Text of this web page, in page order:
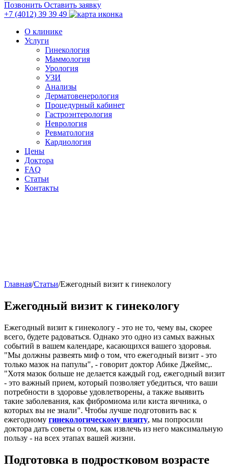
Позвонить Оставить заявку
+7 (4012) 39 39 49
О клинике
Услуги
Гинекология
Маммология
Урология
УЗИ
Анализы
Дерматовенерология
Процедурный кабинет
Гастроэнтерология
Неврология
Ревматология
Кардиология
Цены
Доктора
FAQ
Статьи
Контакты
Главная/Статьи/Ежегодный визит к гинекологу
Ежегодный визит к гинекологу
Ежегодный визит к гинекологу - это не то, чему вы, скорее
всего, будете радоваться. Однако это одно из самых важных
событий в вашем календаре, касающихся вашего здоровья.
"Мы должны развеять миф о том, что ежегодный визит - это
только мазок на папулы", - говорит доктор Абике Джеймс,.
"Хотя мазок больше не делается каждый год, ежегодный визит
- это важный прием, который позволяет убедиться, что ваши
потребности в здоровье удовлетворены, а также выявить
такие заболевания, как фибромиома или киста яичника, о
которых вы не знали". Чтобы лучше подготовить вас к
ежегодному гинекологическому визиту, мы попросили
доктора дать советы о том, как извлечь из него максимальную
пользу - на всех этапах вашей жизни.
Подготовка в подростковом возрасте